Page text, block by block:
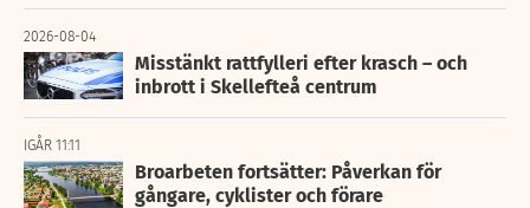
2026-08-04
Misstänkt rattfylleri efter krasch – och
inbrott i Skellefteå centrum
IGÅR 11:11
Broarbeten fortsätter: Påverkan för
gångare, cyklister och förare